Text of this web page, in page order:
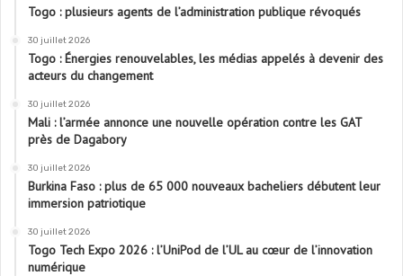
Togo : plusieurs agents de l’administration publique révoqués
30 juillet 2026
Togo : Énergies renouvelables, les médias appelés à devenir des
acteurs du changement
30 juillet 2026
Mali : l’armée annonce une nouvelle opération contre les GAT
près de Dagabory
30 juillet 2026
Burkina Faso : plus de 65 000 nouveaux bacheliers débutent leur
immersion patriotique
30 juillet 2026
Togo Tech Expo 2026 : l’UniPod de l’UL au cœur de l’innovation
numérique